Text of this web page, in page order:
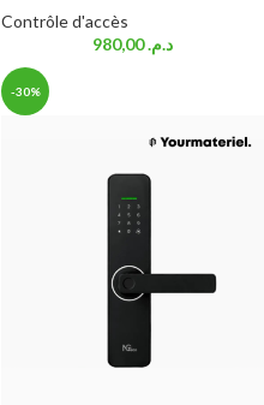
Contrôle d'accès
د.م.980,00
-30%